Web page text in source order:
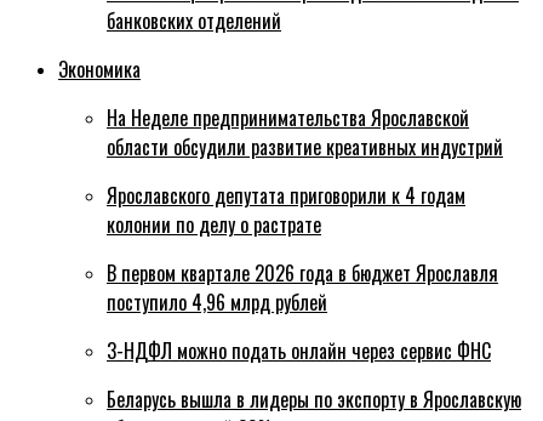
банковских отделений
Экономика
На Неделе предпринимательства Ярославской
области обсудили развитие креативных индустрий
Ярославского депутата приговорили к 4 годам
колонии по делу о растрате
В первом квартале 2026 года в бюджет Ярославля
поступило 4,96 млрд рублей
3-НДФЛ можно подать онлайн через сервис ФНС
Беларусь вышла в лидеры по экспорту в Ярославскую